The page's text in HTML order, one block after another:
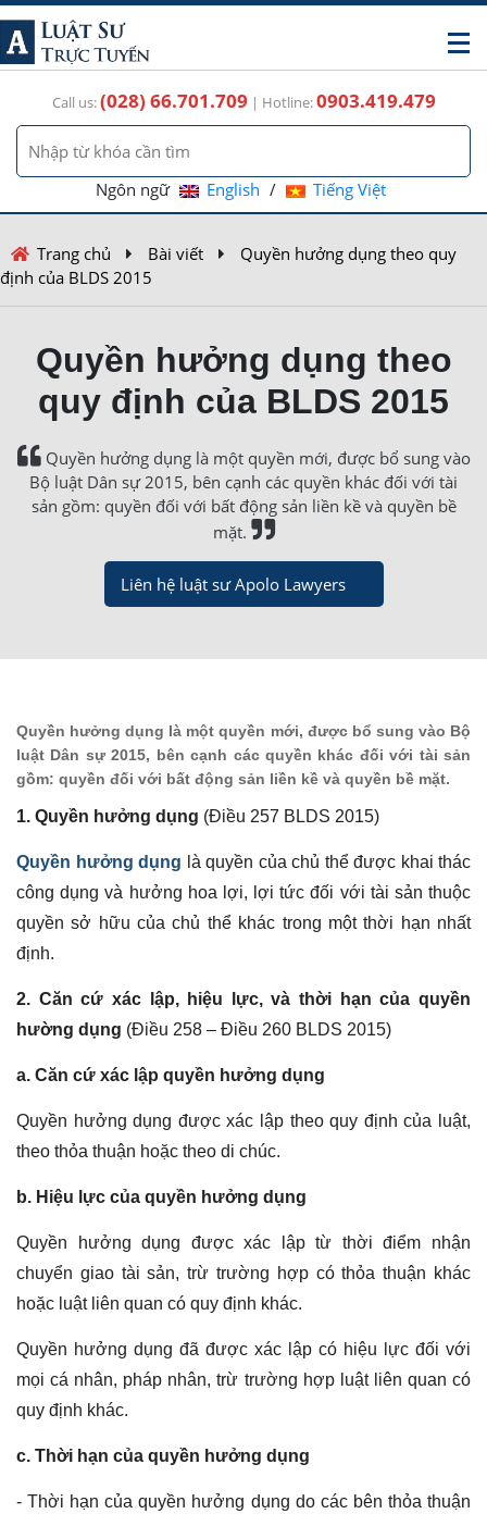
Call us:(028) 66.701.709 | Hotline:0903.419.479
Ngôn ngữ English / Tiếng Việt
Trang chủ Bài viết
Quyền hưởng dụng theo quy
định của BLDS 2015
Quyền hưởng dụng theo
quy định của BLDS 2015
Quyền hưởng dụng là một quyền mới, được bổ sung vào
Bộ luật Dân sự 2015, bên cạnh các quyền khác đối với tài
sản gồm: quyền đối với bất động sản liền kề và quyền bề
mặt.
Liên hệ luật sư Apolo Lawyers
Quyền hưởng dụng là một quyền mới, được bổ sung vào Bộ
luật Dân sự 2015, bên cạnh các quyền khác đối với tài sản
gồm: quyền đối với bất động sản liền kề và quyền bề mặt.
1. Quyền hưởng dụng (Điều 257 BLDS 2015)
Quyền hưởng dụng là quyền của chủ thể được khai thác
công dụng và hưởng hoa lợi, lợi tức đối với tài sản thuộc
quyền sở hữu của chủ thể khác trong một thời hạn nhất
định.
2. Căn cứ xác lập, hiệu lực, và thời hạn của quyền
hường dụng (Điều 258 – Điều 260 BLDS 2015)
a. Căn cứ xác lập quyền hưởng dụng
Quyền hưởng dụng được xác lập theo quy định của luật,
theo thỏa thuận hoặc theo di chúc.
b. Hiệu lực của quyền hưởng dụng
Quyền hưởng dụng được xác lập từ thời điểm nhận
chuyển giao tài sản, trừ trường hợp có thỏa thuận khác
hoặc luật liên quan có quy định khác.
Quyền hưởng dụng đã được xác lập có hiệu lực đối với
mọi cá nhân, pháp nhân, trừ trường hợp luật liên quan có
quy định khác.
c. Thời hạn của quyền hưởng dụng
- Thời hạn của quyền hưởng dụng do các bên thỏa thuận